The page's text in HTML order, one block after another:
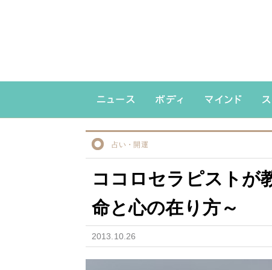
占い・開運
ココロセラピストが
命と心の在り方～
2013.10.26